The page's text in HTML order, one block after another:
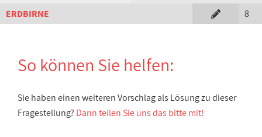
ERDBIRNE
8
So können Sie helfen:
Sie haben einen weiteren Vorschlag als Lösung zu dieser
Fragestellung? Dann teilen Sie uns das bitte mit!